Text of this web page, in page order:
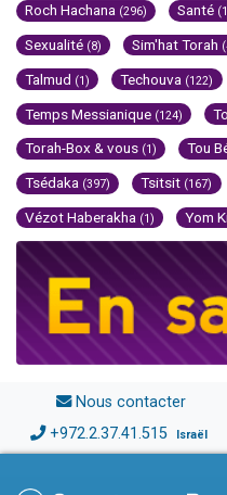
Roch Hachana (296) Santé
Sexualité (8) Sim'hat Torah
Talmud (1) Techouva (122)
Temps Messianique (124)
Torah-Box & vous (1) Tou
Tsédaka (397) Tsitsit (167)
Vézot Haberakha (1) Yom
Nous contacter
+972.2.37.41.515 Israël